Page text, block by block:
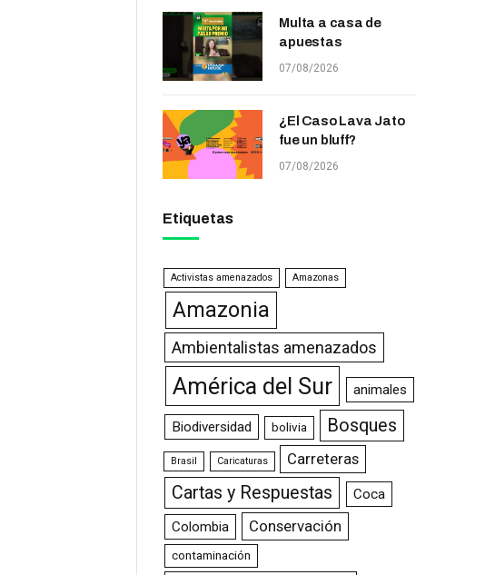
Multa a casa de
apuestas
07/08/2026
¿El Caso Lava Jato
fue un bluff?
07/08/2026
Etiquetas
Activistas amenazados Amazonas
Amazonia
Ambientalistas amenazados
América del Sur animales
Biodiversidad bolivia Bosques
Brasil Caricaturas Carreteras
Cartas y Respuestas
Coca
Colombia
Conservación
contaminación